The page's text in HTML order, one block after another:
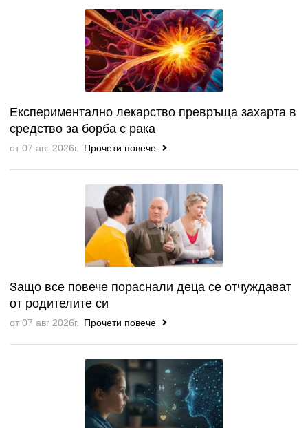
Експериментално лекарство превръща захарта в
средство за борба с рака
от 07 авг 2026г. Прочети повече
Защо все повече пораснали деца се отчуждават
от родителите си
от 07 авг 2026г. Прочети повече